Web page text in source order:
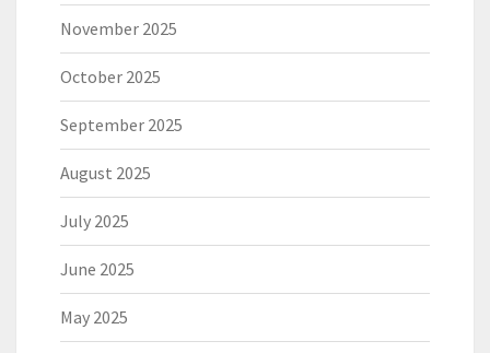
November 2025
October 2025
September 2025
August 2025
July 2025
June 2025
May 2025